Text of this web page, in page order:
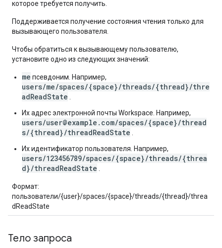
которое требуется получить.
Поддерживается получение состояния чтения только для
вызывающего пользователя.
Чтобы обратиться к вызывающему пользователю,
установите одно из следующих значений:
me псевдоним. Например,
users/me/spaces/{space}/threads/{thread}/thre
adReadState
Их адрес электронной почты Workspace. Например,
users/user@example.com/spaces/{space}/thread
s/{thread}/threadReadState
Их идентификатор пользователя. Например,
users/123456789/spaces/{space}/threads/{threa
d}/threadReadState
Формат:
пользователи/{user}/spaces/{space}/threads/{thread}/threa
dReadState
Тело запроса